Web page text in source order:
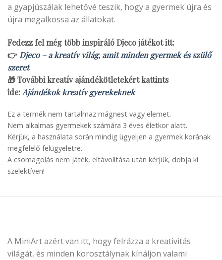
a gyapjúszálak lehetővé teszik, hogy a gyermek újra és
újra megalkossa az állatokat.
Fedezz fel még több inspiráló Djeco játékot itt:
👉 Djeco – a kreatív világ, amit minden gyermek és szülő
szeret
🎁 További kreatív ajándékötletekért kattints
ide:Ajándékok kreatív gyerekeknek
Ez a termék nem tartalmaz mágnest vagy elemet.
Nem alkalmas gyermekek számára 3 éves életkor alatt.
Kérjük, a használata során mindig ügyeljen a gyermek korának
megfelelő felügyeletre.
A csomagolás nem játék, eltávolítása után kérjük, dobja ki
szelektíven!
A MiniArt azért van itt, hogy felrázza a kreativitás
világát, és minden korosztálynak kínáljon valami